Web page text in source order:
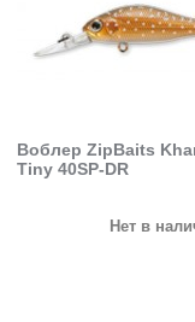
Воблер ZipBaits
Tiny 40SP-DR
Нет в